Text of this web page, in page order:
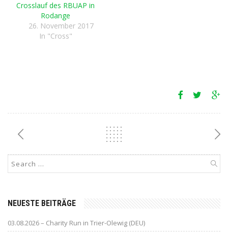
Crosslauf des RBUAP in
Rodange
26. November 2017
In "Cross"
NEUESTE BEITRÄGE
03.08.2026 – Charity Run in Trier-Olewig (DEU)